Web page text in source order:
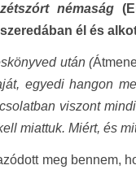
némaság
él és
után (
egyedi hangon
viszont
miattuk. Miért, és
meg bennem,